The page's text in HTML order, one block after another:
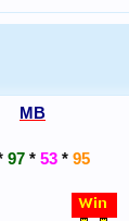
MB
97 * 53 * 95